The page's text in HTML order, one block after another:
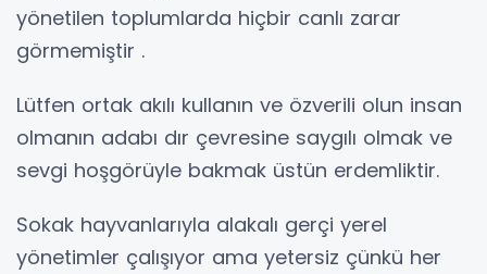
yönetilen toplumlarda hiçbir canlı zarar
görmemiştir .
Lütfen ortak akılı kullanın ve özverili olun insan
olmanın adabı dır çevresine saygılı olmak ve
sevgi hoşgörüyle bakmak üstün erdemliktir.
Sokak hayvanlarıyla alakalı gerçi yerel
yönetimler çalışıyor ama yetersiz çünkü her